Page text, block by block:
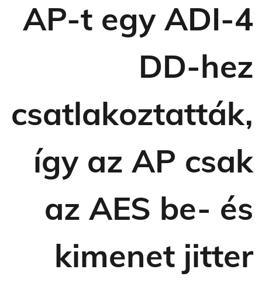
AP-t egy ADI-4
DD-hez
csatlakoztatták,
így az AP csak
az AES be- és
kimenet jitter